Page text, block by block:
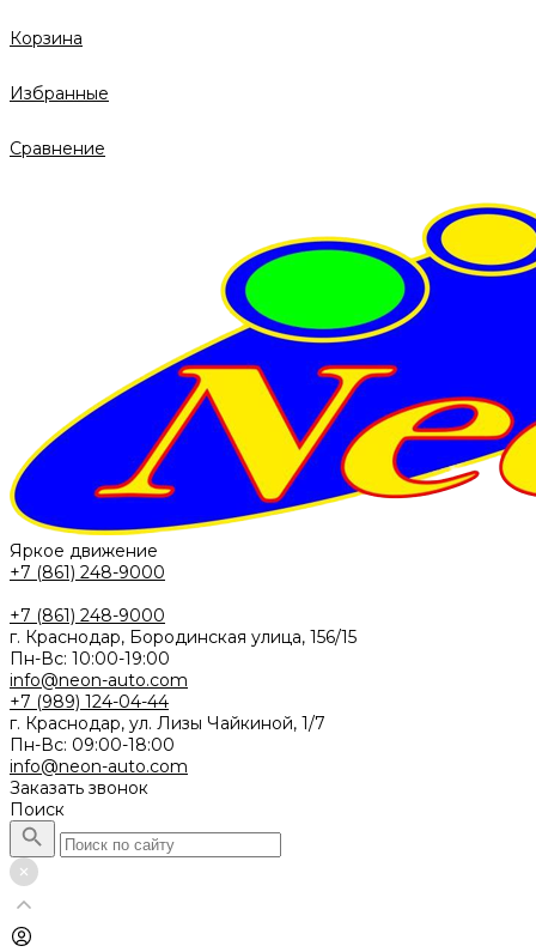
Корзина
Избранные
Сравнение
Яркое движение
+7 (861) 248-9000
+7 (861) 248-9000
г. Краснодар, Бородинская улица, 156/15
Пн-Вс: 10:00-19:00
info@neon-auto.com
+7 (989) 124-04-44
г. Краснодар, ул. Лизы Чайкиной, 1/7
Пн-Вс: 09:00-18:00
info@neon-auto.com
Заказать звонок
Поиск